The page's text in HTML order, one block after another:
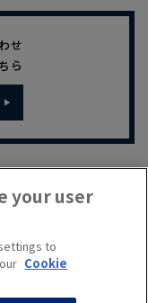
せ
ら
プ
your user
to
Cookie